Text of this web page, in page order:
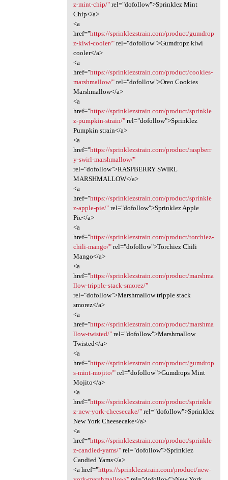
z-mint-chip/"rel="dofollow">Sprinklez Mint
Chip</a>
<a
href="https://sprinklezstrain.com/product/gumdrop
z-kiwi-cooler/"rel="dofollow">Gumdropz kiwi
cooler</a>
<a
href="https://sprinklezstrain.com/product/cookies-
marshmallow/"rel="dofollow">Oreo Cookies
Marshmallow</a>
<a
href="https://sprinklezstrain.com/product/sprinkle
z-pumpkin-strain/"rel="dofollow">Sprinklez
Pumpkin strain</a>
<a
href="https://sprinklezstrain.com/product/raspberr
y-swirl-marshmallow/"
rel="dofollow">RASPBERRY SWIRL
MARSHMALLOW</a>
<a
href="https://sprinklezstrain.com/product/sprinkle
z-apple-pie/"rel="dofollow">Sprinklez Apple
Pie</a>
<a
href="https://sprinklezstrain.com/product/torchiez-
chili-mango/"rel="dofollow">Torchiez Chili
Mango</a>
<a
href="https://sprinklezstrain.com/product/marshma
llow-tripple-stack-smorez/"
rel="dofollow">Marshmallow tripple stack
smorez</a>
<a
href="https://sprinklezstrain.com/product/marshma
llow-twisted/"rel="dofollow">Marshmallow
Twisted</a>
<a
href="https://sprinklezstrain.com/product/gumdrop
s-mint-mojito/"rel="dofollow">Gumdrops Mint
Mojito</a>
<a
href="https://sprinklezstrain.com/product/sprinkle
z-new-york-cheesecake/"rel="dofollow">Sprinklez
New York Cheesecake</a>
<a
href="https://sprinklezstrain.com/product/sprinkle
z-candied-yams/"rel="dofollow">Sprinklez
Candied Yams</a>
<a href="https://sprinklezstrain.com/product/new-